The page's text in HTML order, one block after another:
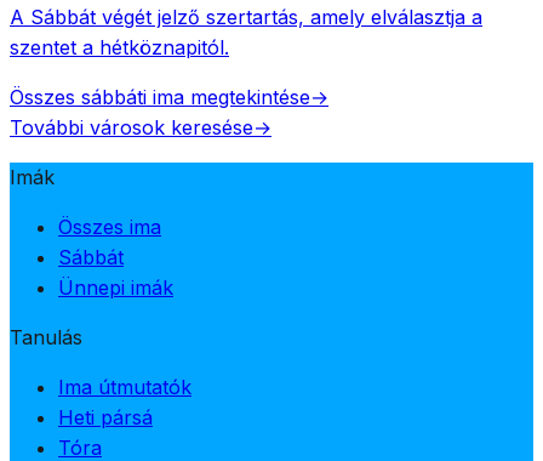
A Sábbát végét jelző szertartás, amely elválasztja a
szentet a hétköznapitól.
Összes sábbáti ima megtekintése→
További városok keresése→
Imák
Összes ima
Sábbát
Ünnepi imák
Tanulás
Ima útmutatók
Heti pársá
Tóra